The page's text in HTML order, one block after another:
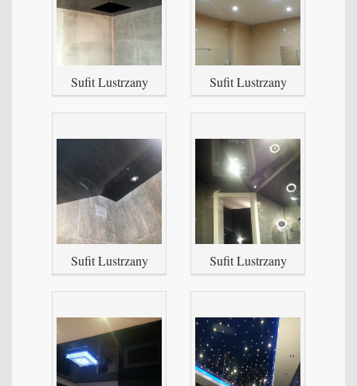
Sufit Lustrzany Sufit Lustrzany
Sufit Lustrzany Sufit Lustrzany